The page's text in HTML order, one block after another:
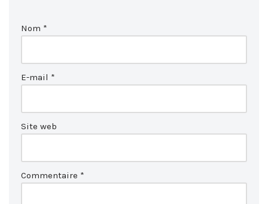
Nom *
E-mail *
Site web
Commentaire *